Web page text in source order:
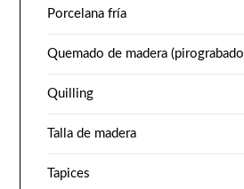
Porcelana fría
Quemado de madera
Quilling
Talla de madera
Tapices